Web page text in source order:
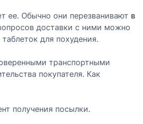
ее. Обычно они перезванивают в
доставки с ними можно
для похудения.
транспортными
покупателя. Как
получения посылки.